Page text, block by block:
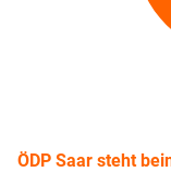
ÖDP Saar steht